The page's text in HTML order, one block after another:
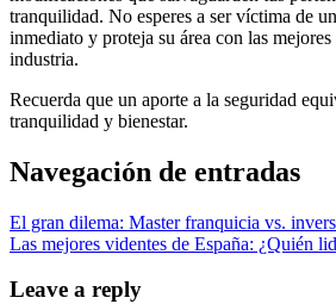
tranquilidad. No esperes a ser víctima de
inmediato y proteja su área con las mejores
industria.
Recuerda que un aporte a la seguridad
tranquilidad y bienestar.
Navegación de entradas
El gran dilema: Master franquicia vs.
Las mejores videntes de España: ¿Quién
Leave a reply